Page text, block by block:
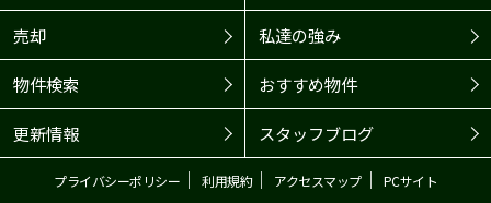
売却 私達の強み
物件検索 おすすめ物件
更新情報 スタッフブログ
プライバシーポリシー ｜ 利用規約｜ アクセスマップ｜ PCサイト